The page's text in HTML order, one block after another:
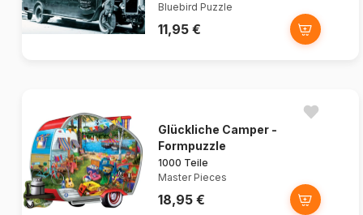
Bluebird Puzzle
11,95 €
Glückliche Camper -
Formpuzzle
1000 Teile
Master Pieces
18,95 €